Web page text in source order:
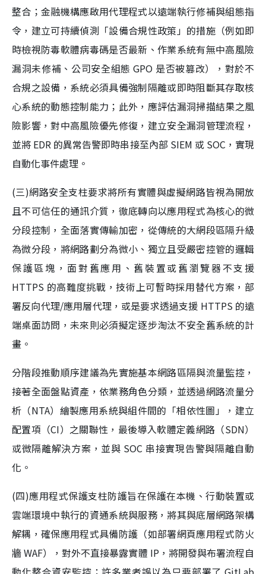
整合；金融機構應啟用代理程式以遠端執行修補與組態指
令，建立可持續偵測「設備合規性政策」的措施（例如即
時檢視防毒軟體病毒碼是否最新、作業系統有無中高風險
漏洞未修補、公司安全組態 GPO 是否被篡改），對於不
合規之設備，系統必須具備強制隔離或即時阻斷其存取核
心系統的動態控制能力；此外，應評估漏洞掃描結果之風
險影響，對中高風險優先修復，建立安全漏洞管理流程，
並將 EDR 的異常告警即時串接至內部 SIEM 或 SOC，實現
自動化事件處理。
(三)網路安全支柱要求將所有實體與虛擬網路皆視為開放
且不可信任的通訊介質，徹底轉向以應用程式為核心的微
分段控制，全面落實傳輸加密，從傳統的大網段區隔升級
為微分段，將網路劃分為微小、獨立且受嚴密控管的邏輯
保護區塊，面對舊應用、舊裝置或舊瀏覽器不支援
HTTPS 的高難度挑戰，技術上可暫時採用替代方案，部
署反向代理/應用層代理，或是要求透過支援 HTTPS 的遠
端桌面訪問，未來則必須擬定逐步淘汰不安全舊系統的計
畫。
分階段推動順序建議為先實施基本網路區隔與流量監控，
接著全面盤點資產，依業務角色分類，並透過網路流量分
析（NTA）繪製應用系統與組件間的「相依性圖」，建立
配置項（CI）之關聯性，最後導入軟體定義網路（SDN）
或微隔離解決方案，並與 SOC 串接實現告警與隔離自動
化。
(四)應用程式保護支柱防護旨在保護在本機、行動裝置或
雲端環境中執行的資通系統與服務，將其與底層網路架構
解耦，確保應用程式具備防護（如部署網頁應用程式防火
牆 WAF），對外不直接暴露實體 IP，將開發與布署流程自